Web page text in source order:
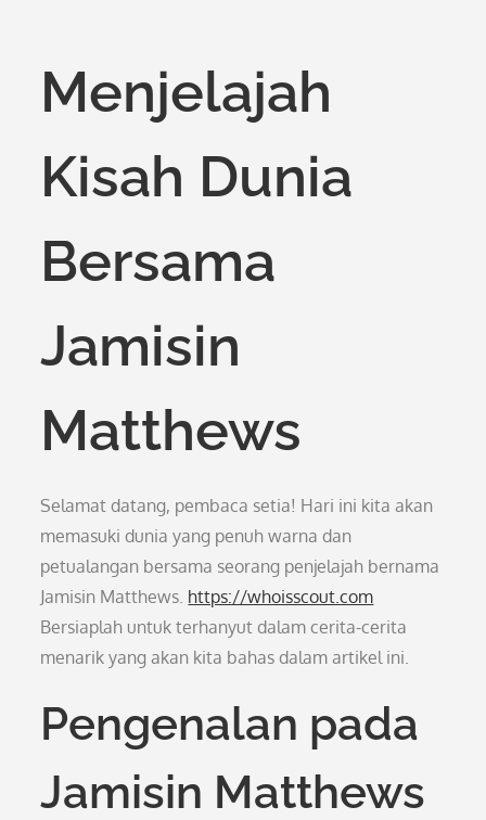
Menjelajah
Kisah Dunia
Bersama
Jamisin
Matthews
Selamat datang, pembaca setia! Hari ini kita akan
memasuki dunia yang penuh warna dan
petualangan bersama seorang penjelajah bernama
Jamisin Matthews. https://whoisscout.com
Bersiaplah untuk terhanyut dalam cerita-cerita
menarik yang akan kita bahas dalam artikel ini.
Pengenalan pada
Jamisin Matthews